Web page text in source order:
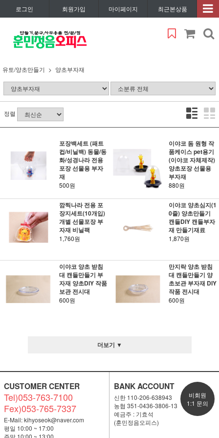
로그인 회원가입 마이페이지 최근본상품
유토/양초만들기 양초부자재
정렬
포장백세트 (패트
컵/비닐백) 동물/동
화/성경나라 전용
포장 선물용 부자
재
500원
이야코 돔 원형 작
품케이스 pet용기
(이야코 자체제작)
양초포장 선물용
부자재
880원
깜찍나라 전용 포
장지세트(10개입)
개별 선물포장 부
자재 비닐팩
1,760원
이야코 양초심지(1
0줄) 양초만들기
캔들DIY 캔들부자
재 만들기재료
1,870원
이야코 양초 받침
대 캔들만들기 부
자재 양초DIY 작품
보관 전시대
600원
만지락 양초 받침
대 캔들만들기 양
초보관 부자재 DIY
작품 전시대
600원
더보기 ▼
CUSTOMER CENTER
Tel)053-763-7100
Fex)053-765-7337
E-Mail:kihyoseok@naver.com
평일 10:00 ~ 17:00
주말 10:00 ~ 13:00
BANK ACCOUNT
신한 110-206-638943
농협 351-0436-3806-13
예금주 : 기효석
(훈민정음오피스)
비회원
1:1 문의